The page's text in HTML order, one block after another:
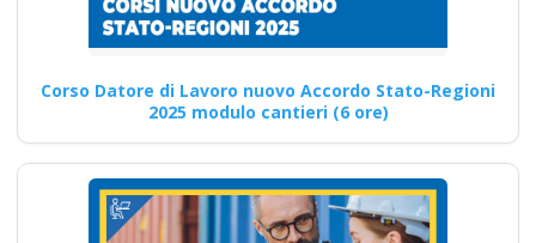
Corso Datore di Lavoro
Sicurezza sul lavoro: Corsi di
Corso Datore di Lavoro nuovo Accordo Stato-Regioni
2025 modulo cantieri (6 ore)